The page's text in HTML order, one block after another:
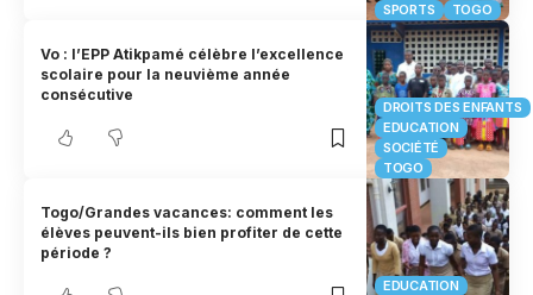
SPORTS
TOGO
DROITS DES ENFANTS
EDUCATION
SOCIÉTÉ
TOGO
Vo : l’EPP Atikpamé célèbre l’excellence
scolaire pour la neuvième année
consécutive
EDUCATION
Togo/Grandes vacances: comment les
élèves peuvent-ils bien profiter de cette
période ?